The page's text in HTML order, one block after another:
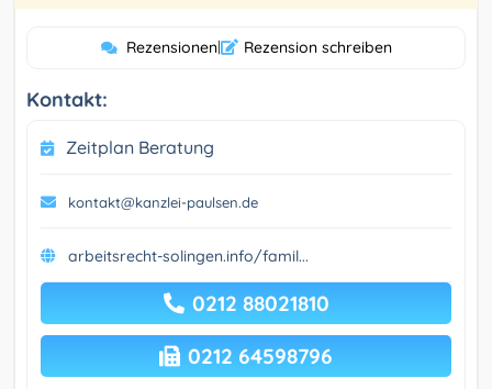
Rezensionen| Rezension schreiben
Kontakt:
Zeitplan Beratung
kontakt@kanzlei-paulsen.de
arbeitsrecht-solingen.info/famil...
0212 88021810
0212 64598796